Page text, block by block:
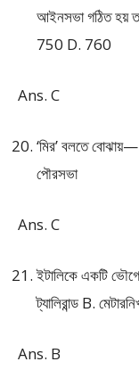
আইনসভা গঠিত হয়
750 D. 760
Ans. C
‘মির’ বলতে
পৌরসভা
Ans. C
ইটালিকে একটি
ট্যালিরান্ড B.
Ans. B